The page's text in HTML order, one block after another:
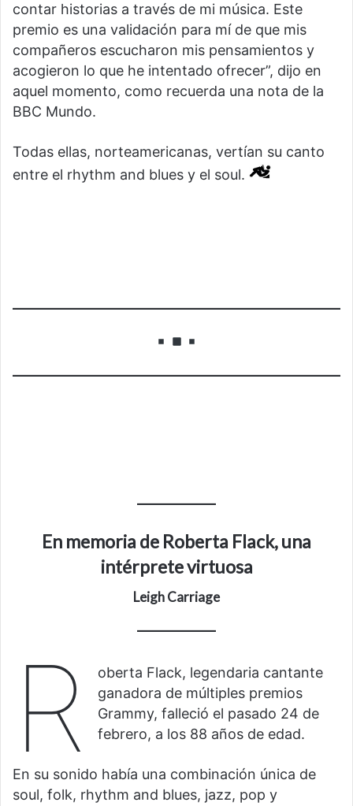
contar historias a través de mi música. Este
premio es una validación para mí de que mis
compañeros escucharon mis pensamientos y
acogieron lo que he intentado ofrecer”, dijo en
aquel momento, como recuerda una nota de la
BBC Mundo.
Todas ellas, norteamericanas, vertían su canto
entre el rhythm and blues y el soul.
En memoria de Roberta Flack, una
intérprete virtuosa
Leigh Carriage
R
oberta Flack, legendaria cantante
ganadora de múltiples premios
Grammy, falleció el pasado 24 de
febrero, a los 88 años de edad.
En su sonido había una combinación única de
soul, folk, rhythm and blues, jazz, pop y